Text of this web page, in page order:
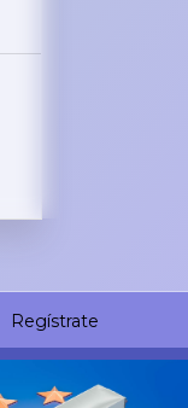
Regístrate